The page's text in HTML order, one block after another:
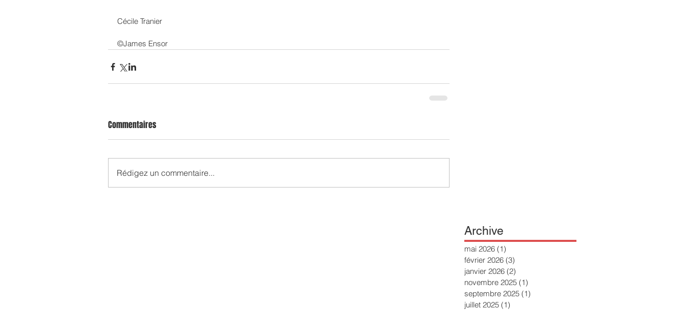
Cécile Tranier
©James Ensor
Commentaires
Rédigez un commentaire...
Archive
mai 2026 (1)
février 2026 (3)
janvier 2026 (2)
novembre 2025 (1)
septembre 2025 (1)
juillet 2025 (1)